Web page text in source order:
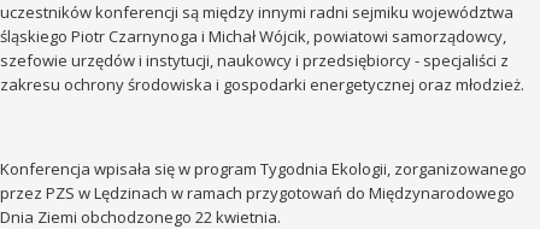
uczestników konferencji są między innymi radni sejmiku województwa
śląskiego Piotr Czarnynoga i Michał Wójcik, powiatowi samorządowcy,
szefowie urzędów i instytucji, naukowcy i przedsiębiorcy - specjaliści z
zakresu ochrony środowiska i gospodarki energetycznej oraz młodzież.
Konferencja wpisała się w program Tygodnia Ekologii, zorganizowanego
przez PZS w Lędzinach w ramach przygotowań do Międzynarodowego
Dnia Ziemi obchodzonego 22 kwietnia.